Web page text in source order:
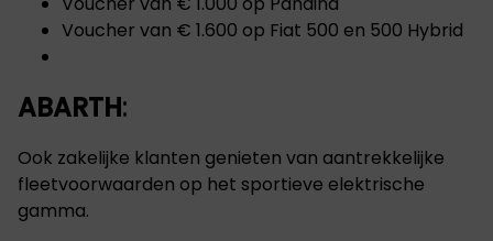
Voucher van € 1.600 op Fiat 500 en 500 Hybrid
ABARTH:
Ook zakelijke klanten genieten van aantrekkelijke
fleetvoorwaarden op het sportieve elektrische
gamma.